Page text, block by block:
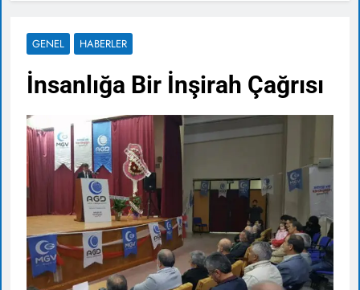
GENEL HABERLER
İnsanlığa Bir İnşirah Çağrısı